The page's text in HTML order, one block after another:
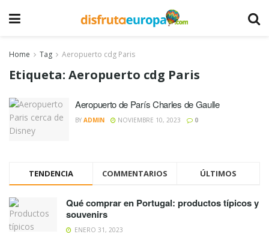
Home Tag Aeropuerto cdg Paris
Etiqueta: Aeropuerto cdg Paris
Aeropuerto de París Charles de Gaulle
BY ADMIN NOVIEMBRE 10, 2023 0
TENDENCIA COMMENTARIOS ÚLTIMOS
Qué comprar en Portugal: productos típicos y
souvenirs
ENERO 31, 2023